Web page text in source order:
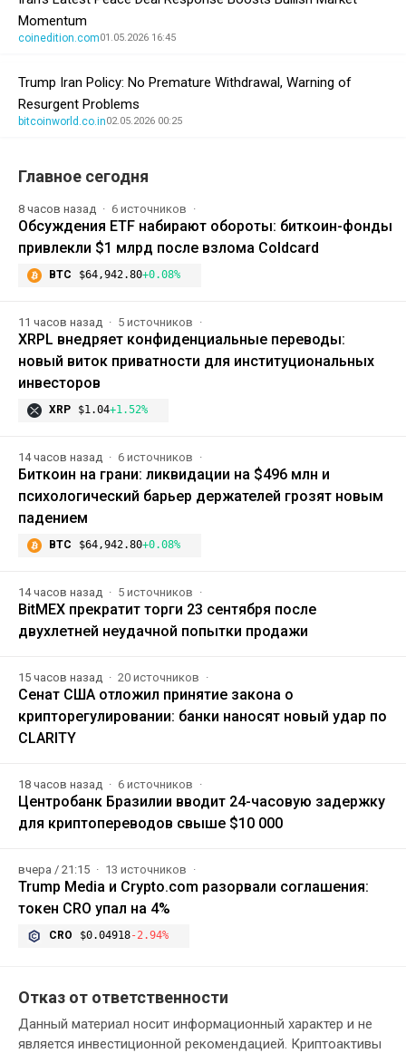
Momentum
coinedition.com01.05.2026 16:45
Trump Iran Policy: No Premature Withdrawal, Warning of
Resurgent Problems
bitcoinworld.co.in02.05.2026 00:25
Главное сегодня
8 часов назад 6 источников
Обсуждения ETF набирают обороты: биткоин-фонды
привлекли $1 млрд после взлома Coldcard
BTC $64,942.80+0.08%
11 часов назад 5 источников
XRPL внедряет конфиденциальные переводы:
новый виток приватности для институциональных
инвесторов
XRP $1.04+1.52%
14 часов назад 6 источников
Биткоин на грани: ликвидации на $496 млн и
психологический барьер держателей грозят новым
падением
BTC $64,942.80+0.08%
14 часов назад 5 источников
BitMEX прекратит торги 23 сентября после
двухлетней неудачной попытки продажи
15 часов назад 20 источников
Сенат США отложил принятие закона о
крипторегулировании: банки наносят новый удар по
CLARITY
18 часов назад 6 источников
Центробанк Бразилии вводит 24-часовую задержку
для криптопереводов свыше $10 000
вчера / 21:15 13 источников
Trump Media и Crypto.com разорвали соглашения:
токен CRO упал на 4%
CRO $0.04918-2.94%
Отказ от ответственности
Данный материал носит информационный характер и не
является инвестиционной рекомендацией. Криптоактивы